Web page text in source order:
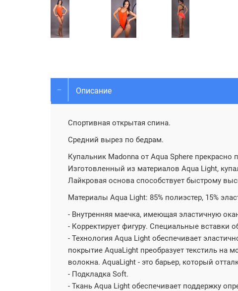
Описание
Спортивная открытая спина.
Средний вырез по бедрам.
Купальник Madonna от Aqua Sphere
Изготовленный из материалов Aqua Light,
Лайкровая основа способствует быстрому
Материалы Aqua Light: 85% полиэстер, 15%
- Внутренняя маечка, имеющая эластичную
- Корректирует фигуру. Специальные вставки
- Технология Aqua Light обеспечивает
покрытие AquaLight преобразует текстиль на
волокна. AquaLight - это барьер, который
- Подкладка Soft.
- Ткань Aqua Light обеспечивает поддержку